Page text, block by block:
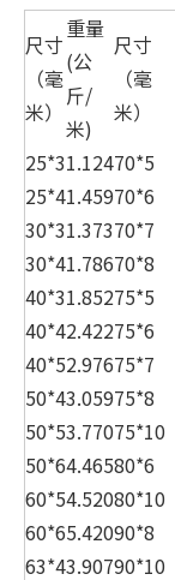
尺寸
（毫
米）
重量
(公
斤/
米)
尺寸
（毫
米）
25*31.12470*5
25*41.45970*6
30*31.37370*7
30*41.78670*8
40*31.85275*5
40*42.42275*6
40*52.97675*7
50*43.05975*8
50*53.77075*10
50*64.46580*6
60*54.52080*10
60*65.42090*8
63*43.90790*10